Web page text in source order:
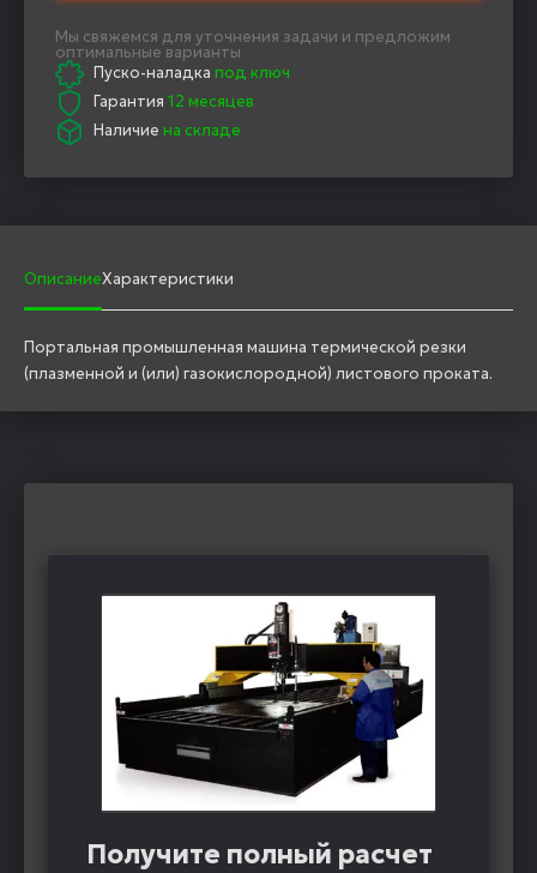
Мы свяжемся для уточнения задачи и предложим
оптимальные варианты
Пуско-наладка под ключ
Гарантия 12 месяцев
Наличие на складе
ОписаниеХарактеристики
Портальная промышленная машина термической резки
(плазменной и (или) газокислородной) листового проката.
Получите полный расчет